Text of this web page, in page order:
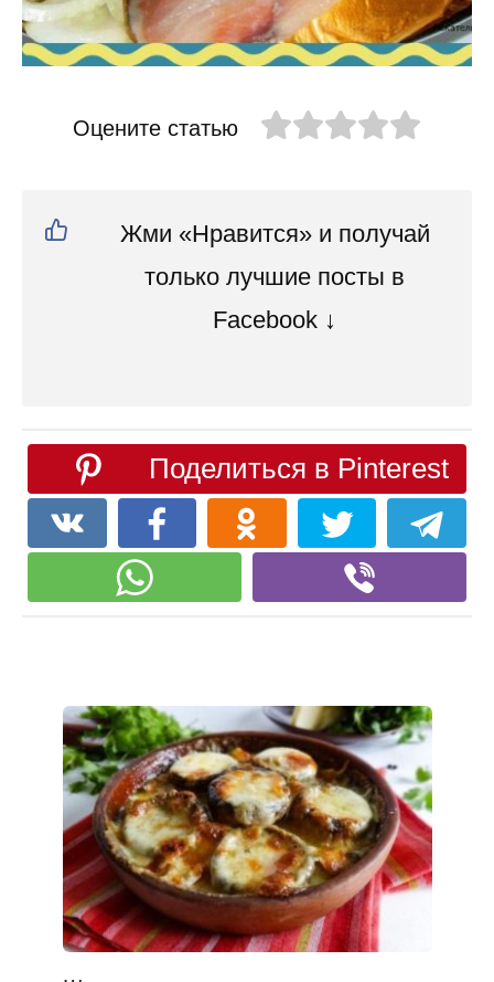
Оцените статью
Жми «Нравится» и получай
только лучшие посты в
Facebook ↓
Поделиться в Pinterest